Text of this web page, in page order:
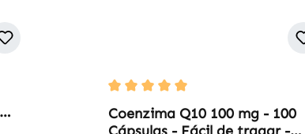
Average rating of 5 out of 5 stars
Coenzima Q10 100 mg - 100